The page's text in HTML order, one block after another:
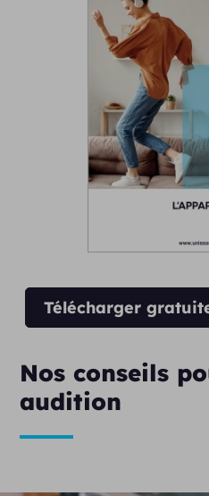
Télécharger
Nos conseils
audition